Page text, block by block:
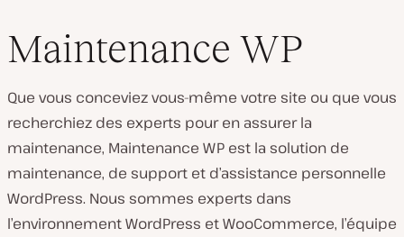
Maintenance WP
Que vous conceviez vous-même votre site ou que vous
recherchiez des experts pour en assurer la
maintenance, Maintenance WP est la solution de
maintenance, de support et d’assistance personnelle
WordPress. Nous sommes experts dans
l’environnement WordPress et WooCommerce, l’équipe